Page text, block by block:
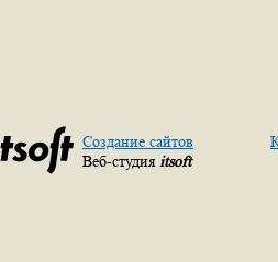
Создание сайтов
Веб-студия itsoft